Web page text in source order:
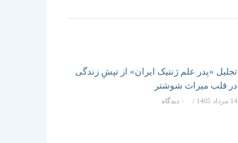
تجلیل «پدر علم ژنتیک ایران» از تپشِ زندگی
در قلب میراث شوشتر
14 مرداد 1405 / ۰ دیدگاه